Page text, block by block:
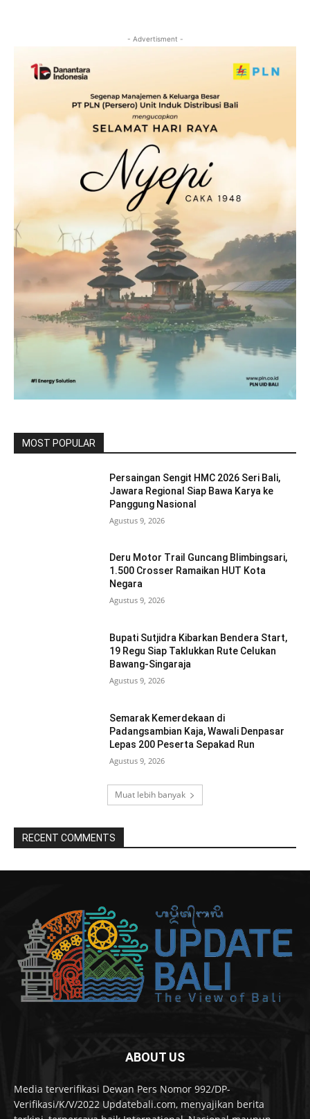
- Advertisment -
MOST POPULAR
Persaingan Sengit HMC 2026 Seri Bali,
Jawara Regional Siap Bawa Karya ke
Panggung Nasional
Agustus 9, 2026
Deru Motor Trail Guncang Blimbingsari,
1.500 Crosser Ramaikan HUT Kota
Negara
Agustus 9, 2026
Bupati Sutjidra Kibarkan Bendera Start,
19 Regu Siap Taklukkan Rute Celukan
Bawang-Singaraja
Agustus 9, 2026
Semarak Kemerdekaan di
Padangsambian Kaja, Wawali Denpasar
Lepas 200 Peserta Sepakad Run
Agustus 9, 2026
Muat lebih banyak
RECENT COMMENTS
ABOUT US
Media terverifikasi Dewan Pers Nomor 992/DP-
Verifikasi/K/V/2022 Updatebali.com, menyajikan berita